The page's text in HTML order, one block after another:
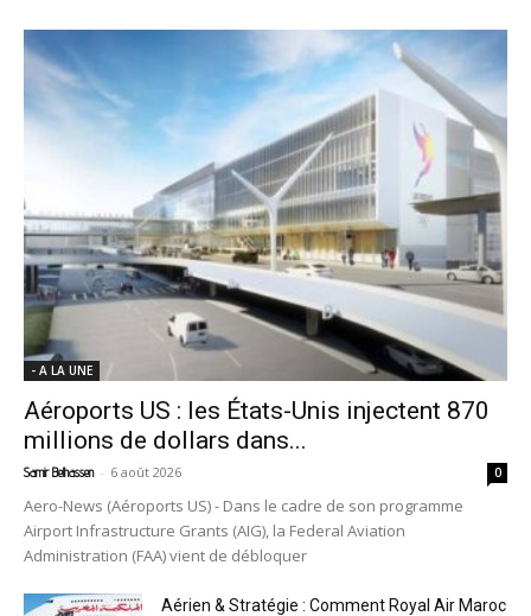
- A LA UNE
Aéroports US : les États-Unis injectent 870
millions de dollars dans...
Samir Belhassen - 6 août 2026 0
Aero-News (Aéroports US) - Dans le cadre de son programme
Airport Infrastructure Grants (AIG), la Federal Aviation
Administration (FAA) vient de débloquer
Aérien & Stratégie : Comment Royal Air Maroc